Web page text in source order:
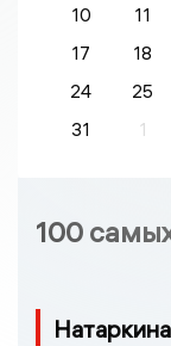
10
11
17
18
24
25
31
1
100